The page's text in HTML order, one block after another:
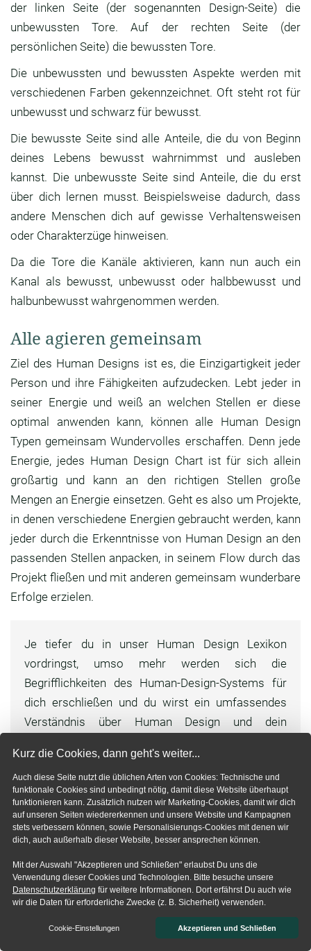
Kurz die Cookies, dann geht's weiter...
Auch diese Seite nutzt die üblichen Arten von Cookies: Technische und
funktionale Cookies sind unbedingt nötig, damit diese Website überhaupt
funktionieren kann. Zusätzlich nutzen wir Marketing-Cookies, damit wir dich
auf unseren Seiten wiedererkennen und unsere Website und Kampagnen
stets verbessern können, sowie Personalisierungs-Cookies mit denen wir
dich, auch außerhalb dieser Website, besser ansprechen können.
Mit der Auswahl "Akzeptieren und Schließen" erlaubst Du uns die
Verwendung dieser Cookies und Technologien. Bitte besuche unsere
Datenschutzerklärung für weitere Informationen. Dort erfährst Du auch wie
wir die Daten für erforderliche Zwecke (z. B. Sicherheit) verwenden.
Cookie-Einstellungen Akzeptieren und Schließen
der linken Seite (der sogenannten Design-Seite) die
unbewussten Tore. Auf der rechten Seite (der
persönlichen Seite) die bewussten Tore.
Die unbewussten und bewussten Aspekte werden mit
verschiedenen Farben gekennzeichnet. Oft steht rot für
unbewusst und schwarz für bewusst.
Die bewusste Seite sind alle Anteile, die du von Beginn
deines Lebens bewusst wahrnimmst und ausleben
kannst. Die unbewusste Seite sind Anteile, die du erst
über dich lernen musst. Beispielsweise dadurch, dass
andere Menschen dich auf gewisse Verhaltensweisen
oder Charakterzüge hinweisen.
Da die Tore die Kanäle aktivieren, kann nun auch ein
Kanal als bewusst, unbewusst oder halbbewusst und
halbunbewusst wahrgenommen werden.
Alle agieren gemeinsam
Ziel des Human Designs ist es, die Einzigartigkeit jeder
Person und ihre Fähigkeiten aufzudecken. Lebt jeder in
seiner Energie und weiß an welchen Stellen er diese
optimal anwenden kann, können alle Human Design
Typen gemeinsam Wundervolles erschaffen. Denn jede
Energie, jedes Human Design Chart ist für sich allein
großartig und kann an den richtigen Stellen große
Mengen an Energie einsetzen. Geht es also um Projekte,
in denen verschiedene Energien gebraucht werden, kann
jeder durch die Erkenntnisse von Human Design an den
passenden Stellen anpacken, in seinem Flow durch das
Projekt fließen und mit anderen gemeinsam wunderbare
Erfolge erzielen.
Je tiefer du in unser Human Design Lexikon
vordringst, umso mehr werden sich die
Begrifflichkeiten des Human-Design-Systems für
dich erschließen und du wirst ein umfassendes
Verständnis über Human Design und dein
„Der Weg ist das Ziel“ – also starte doch mit
deinem eigenenHuman-Design-Chart.
Jetzt dein Chart berechnen